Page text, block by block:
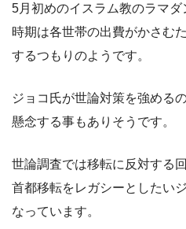
5月初めのイスラム教のラマ
時期は各世帯の出費がかさむ
するつもりのようです。
ジョコ氏が世論対策を強める
懸念する事もありそうです。
世論調査では移転に反対する
首都移転をレガシーとしたい
なっています。